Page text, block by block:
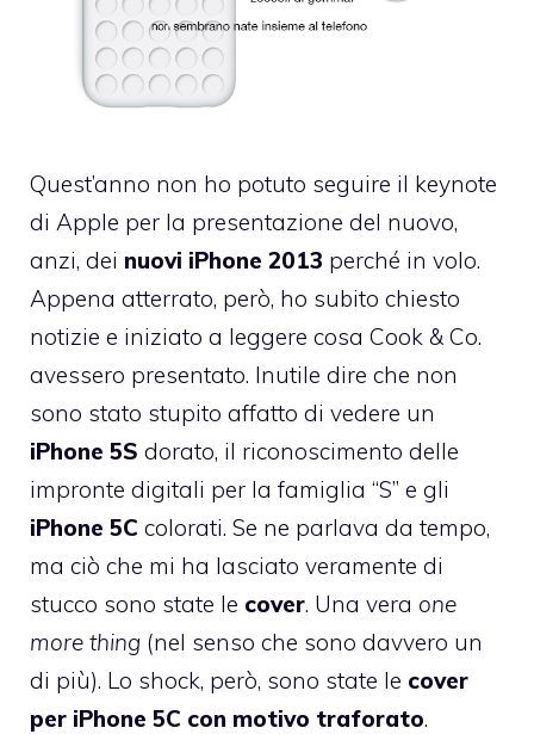
Quest’anno non ho potuto seguire il keynote
di Apple per la presentazione del nuovo,
anzi, dei nuovi iPhone 2013 perché in volo.
Appena atterrato, però, ho subito chiesto
notizie e iniziato a leggere cosa Cook & Co.
avessero presentato. Inutile dire che non
sono stato stupito affatto di vedere un
iPhone 5S dorato, il riconoscimento delle
impronte digitali per la famiglia “S” e gli
iPhone 5C colorati. Se ne parlava da tempo,
ma ciò che mi ha lasciato veramente di
stucco sono state le cover. Una vera one
more thing (nel senso che sono davvero un
di più). Lo shock, però, sono state le cover
per iPhone 5C con motivo traforato.